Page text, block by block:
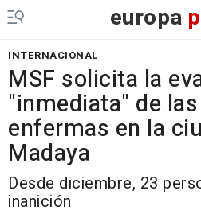
europa
INTERNACIONAL
MSF solicita la
"inmediata" de
enfermas en la
Madaya
Desde diciembre, 23
inanición